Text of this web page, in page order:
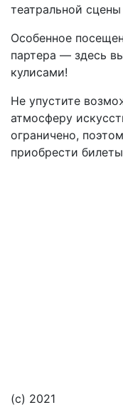
театральной
Особенное
партера — здесь
кулисами!
Не упустите
атмосферу
ограничено,
приобрести
(с) 2021